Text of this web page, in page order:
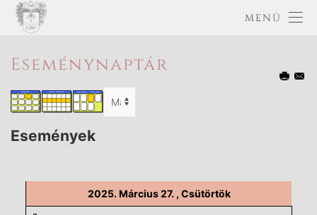
MENÜ
Eseménynaptár
Események
2025. Március 27. , Csütörtök